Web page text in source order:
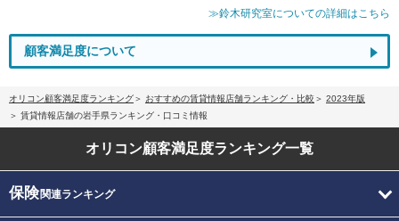
≫鈴木研究室についての詳細はこちら
顧客満足度について
オリコン顧客満足度ランキング おすすめの賃貸情報店舗ランキング・比較
2023年版
賃貸情報店舗の岩手県ランキング・口コミ情報
オリコン顧客満足度ランキング一覧
保険関連ランキング